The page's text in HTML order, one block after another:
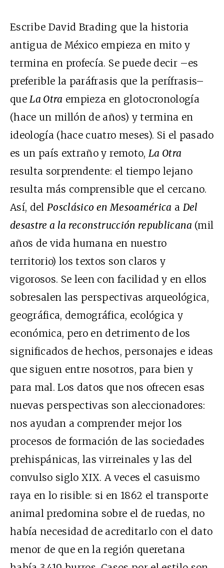
Escribe David Brading que la historia
antigua de México empieza en mito y
termina en profecía. Se puede decir –es
preferible la paráfrasis que la perífrasis–
queLa Otra empieza en glotocronología
(hace un millón de años) y termina en
ideología (hace cuatro meses). Si el pasado
es un país extraño y remoto, La Otra
resulta sorprendente: el tiempo lejano
resulta más comprensible que el cercano.
Así, delPosclásico en Mesoamérica a Del
desastre a la reconstrucción republicana (mil
años de vida humana en nuestro
territorio) los textos son claros y
vigorosos. Se leen con facilidad y en ellos
sobresalen las perspectivas arqueológica,
geográfica, demográfica, ecológica y
económica, pero en detrimento de los
significados de hechos, personajes e ideas
que siguen entre nosotros, para bien y
para mal. Los datos que nos ofrecen esas
nuevas perspectivas son aleccionadores:
nos ayudan a comprender mejor los
procesos de formación de las sociedades
prehispánicas, las virreinales y las del
convulso siglo XIX. A veces el casuismo
raya en lo risible: si en 1862 el transporte
animal predomina sobre el de ruedas, no
había necesidad de acreditarlo con el dato
menor de que en la región queretana